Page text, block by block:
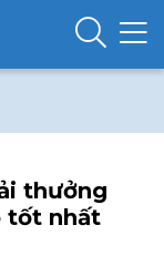
thưởng
tốt nhất